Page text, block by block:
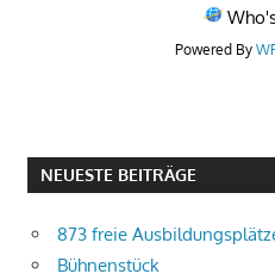
Powered By
NEUESTE BEITRÄGE
873 freie
Bühnenstück